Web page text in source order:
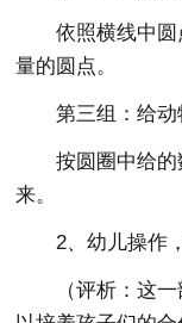
依照横线中
量的圆点。
第三组：给动
按圆圈中给
来。
2、幼儿操作
（评析：这